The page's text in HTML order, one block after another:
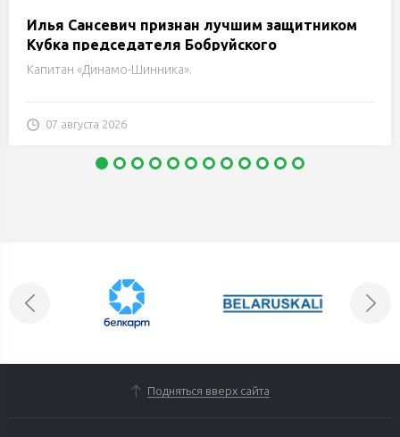
Илья Сансевич признан лучшим защитником
Кубка председателя Бобруйского
горисполкома
Капитан «Динамо-Шинника».
07 августа 2026
Подняться вверх сайта